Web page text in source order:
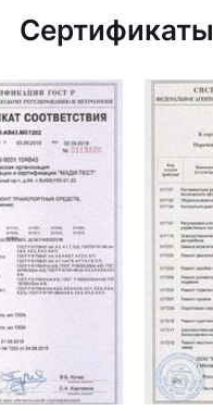
Сертификаты